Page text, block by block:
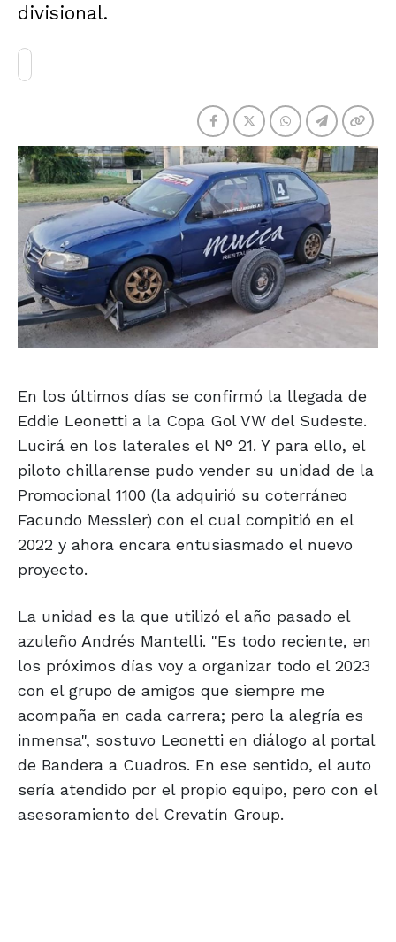
divisional.
En los últimos días se confirmó la llegada de
Eddie Leonetti a la Copa Gol VW del Sudeste.
Lucirá en los laterales el N° 21. Y para ello, el
piloto chillarense pudo vender su unidad de la
Promocional 1100 (la adquirió su coterráneo
Facundo Messler) con el cual compitió en el
2022 y ahora encara entusiasmado el nuevo
proyecto.
La unidad es la que utilizó el año pasado el
azuleño Andrés Mantelli. "Es todo reciente, en
los próximos días voy a organizar todo el 2023
con el grupo de amigos que siempre me
acompaña en cada carrera; pero la alegría es
inmensa", sostuvo Leonetti en diálogo al portal
de Bandera a Cuadros. En ese sentido, el auto
sería atendido por el propio equipo, pero con el
asesoramiento del Crevatín Group.